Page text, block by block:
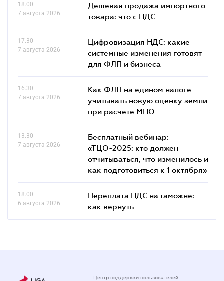
18.00
7 августа 2026
Дешевая продажа импортного
товара: что c НДС
17.30
7 августа 2026
Цифровизация НДС: какие
системные изменения готовят
для ФЛП и бизнеса
16.30
7 августа 2026
Как ФЛП на едином налоге
учитывать новую оценку земли
при расчете МНО
13.30
7 августа 2026
Бесплатный вебинар:
«ТЦО-2025: кто должен
отчитываться, что изменилось и
как подготовиться к 1 октября»
18.00
6 августа 2026
Переплата НДС на таможне:
как вернуть
Центр поддержки пользователей